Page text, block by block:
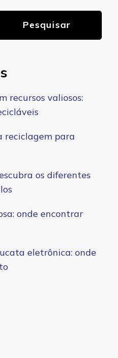
Pesquisar
recursos valiosos:
reciclagem para
os diferentes
onde encontrar
eletrônica: onde